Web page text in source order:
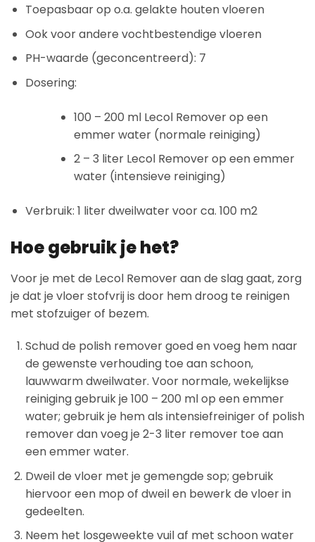
Toepasbaar op o.a. gelakte houten vloeren
Ook voor andere vochtbestendige vloeren
PH-waarde (geconcentreerd): 7
Dosering:
100 – 200 ml Lecol Remover op een
emmer water (normale reiniging)
2 – 3 liter Lecol Remover op een emmer
water (intensieve reiniging)
Verbruik: 1 liter dweilwater voor ca. 100 m2
Hoe gebruik je het?
Voor je met de Lecol Remover aan de slag gaat, zorg
je dat je vloer stofvrij is door hem droog te reinigen
met stofzuiger of bezem.
Schud de polish remover goed en voeg hem naar
de gewenste verhouding toe aan schoon,
lauwwarm dweilwater. Voor normale, wekelijkse
reiniging gebruik je 100 – 200 ml op een emmer
water; gebruik je hem als intensiefreiniger of polish
remover dan voeg je 2-3 liter remover toe aan
een emmer water.
Dweil de vloer met je gemengde sop; gebruik
hiervoor een mop of dweil en bewerk de vloer in
gedeelten.
Neem het losgeweekte vuil af met schoon water